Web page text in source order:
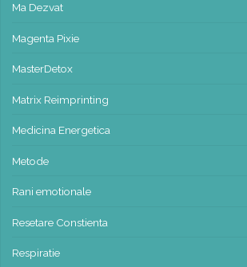
Ma Dezvat
Magenta Pixie
MasterDetox
Matrix Reimprinting
Medicina Energetica
Metode
Rani emotionale
Resetare Constienta
Respiratie